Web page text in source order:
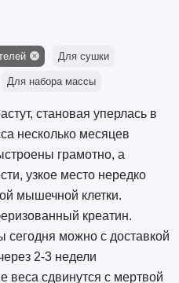
Для сушки
Для набора массы
становая уперлась в
несколько месяцев
грамотно, а
узкое место нередко
мышечной клетки.
креатин.
сегодня можно с доставкой
2-3 недели
веса сдвинутся с мертвой